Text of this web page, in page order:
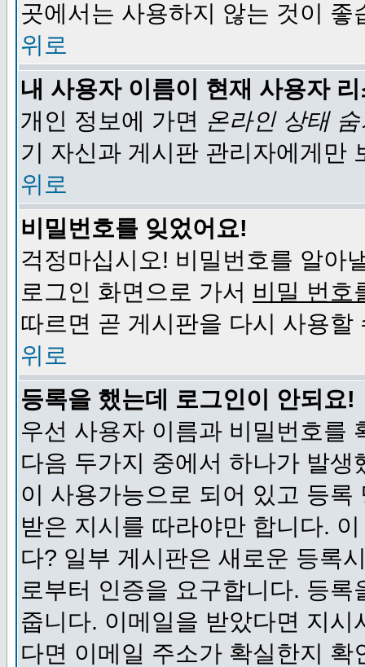
곳에서는 사용하지 않는 것이 좋
위로
내 사용자 이름이 현재 사용자
개인 정보에 가면 온라인 상태
기 자신과 게시판 관리자에게만
위로
비밀번호를 잊었어요!
걱정마십시오! 비밀번호를 알아
로그인 화면으로 가서 비밀 번호
따르면 곧 게시판을 다시 사용할
위로
등록을 했는데 로그인이 안되요!
우선 사용자 이름과 비밀번호를
다음 두가지 중에서 하나가 발
이 사용가능으로 되어 있고 등
받은 지시를 따라야만 합니다.
다? 일부 게시판은 새로운 등록
로부터 인증을 요구합니다. 등
줍니다. 이메일을 받았다면 지
다면 이메일 주소가 확실한지